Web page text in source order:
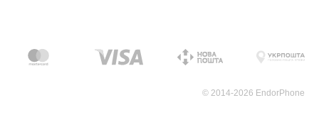
© 2014-2026 EndorPhone